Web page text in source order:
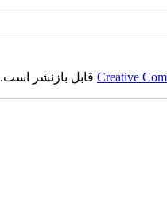
Creativeقابل بازنشر است.